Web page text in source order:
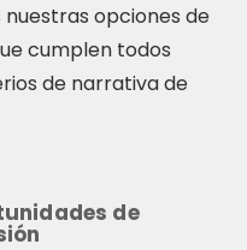
opciones de
cumplen todos
de narrativa de
de